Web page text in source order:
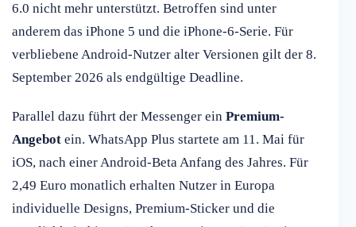
6.0 nicht mehr unterstützt. Betroffen sind unter
anderem das iPhone 5 und die iPhone-6-Serie. Für
verbliebene Android-Nutzer alter Versionen gilt der 8.
September 2026 als endgültige Deadline.
Parallel dazu führt der Messenger ein Premium-
Angebot ein. WhatsApp Plus startete am 11. Mai für
iOS, nach einer Android-Beta Anfang des Jahres. Für
2,49 Euro monatlich erhalten Nutzer in Europa
individuelle Designs, Premium-Sticker und die